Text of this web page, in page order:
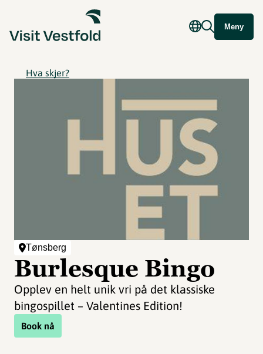
Meny
Hva skjer?
Tønsberg
Burlesque Bingo
Opplev en helt unik vri på det klassiske
bingospillet – Valentines Edition!
Book nå